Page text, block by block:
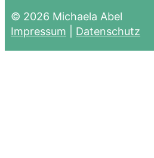
© 2026 Michaela Abel
Impressum
Datenschutz